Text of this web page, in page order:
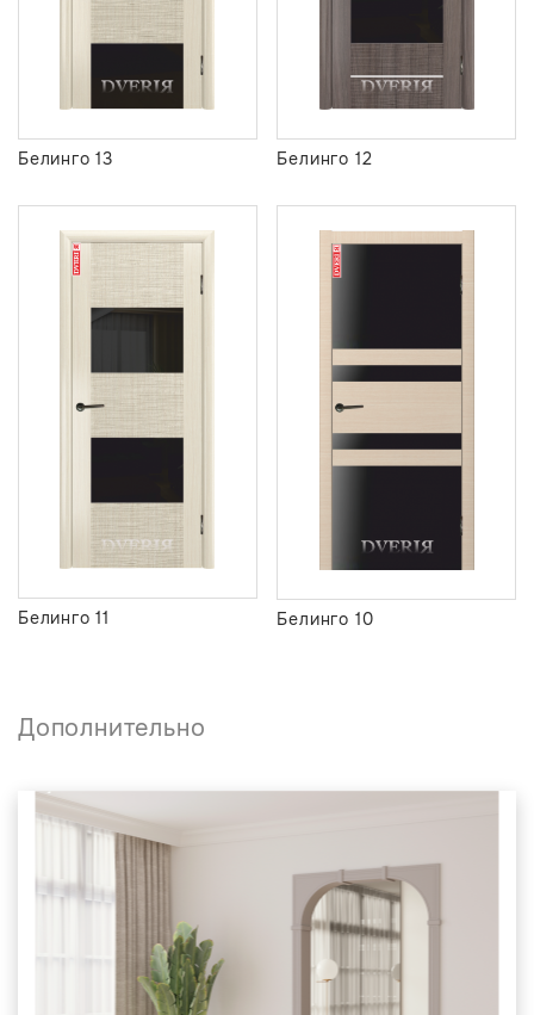
Белинго 13 Белинго 12
Белинго 11 Белинго 10
Дополнительно